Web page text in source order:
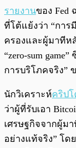
รายงานของ Fed
ที่โต้แย้งว่า “การ
ครองและผู้มาทีห
“zero-sum
การบริโภคจริง”
นักวิเคราะห์คริปโ
ว่าผู้ที่รับเอา
เศรษฐกิจจากผู้ม
อย่างแท้จริง” โด